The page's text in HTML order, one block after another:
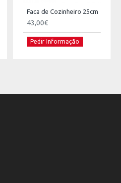
Faca de Cozinheiro 25cm
43,00€
Pedir Informação